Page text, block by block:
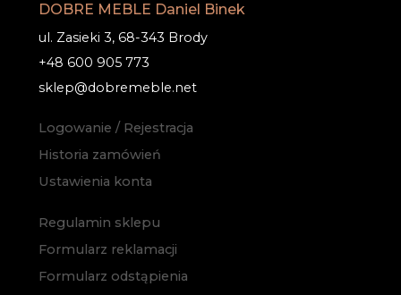
DOBRE MEBLE Daniel Binek
ul. Zasieki 3, 68-343 Brody
+48 600 905 773
sklep@dobremeble.net
Logowanie / Rejestracja
Historia zamówień
Ustawienia konta
Regulamin sklepu
Formularz reklamacji
Formularz odstąpienia